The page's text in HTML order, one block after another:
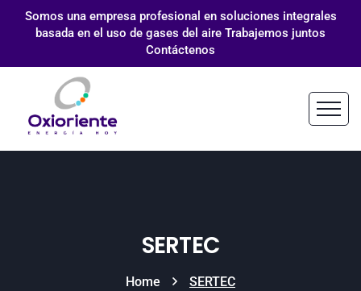
Somos una empresa profesional en soluciones integrales
basada en el uso de gases del aire Trabajemos juntos
Contáctenos
SERTEC
Home SERTEC